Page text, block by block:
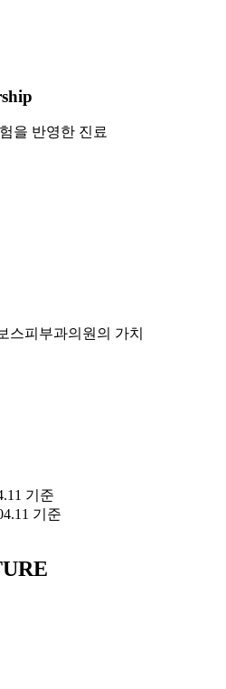
을 반영한 진료
스피부과의원의 가치
기준
기준